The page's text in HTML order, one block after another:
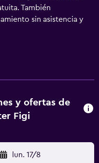
También
sin asistencia y
Theater Figi ofrece 97
y tetera. Se ofrece
los días y es posible
Los servicios de
o cerca del
un recargo).
y ofertas de
Figi
lun. 17/8